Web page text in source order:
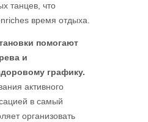
танцев, что
время отдыха.
помогают
и
графику.
активного
в самый
организовать